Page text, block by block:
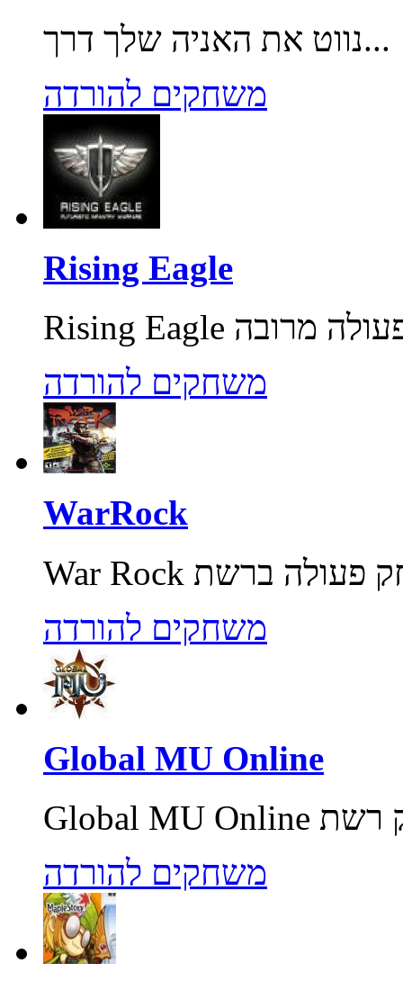
נווט את האניה שלך דרך...
משחקים להורדה
Rising Eagle
משחקים להורדה
WarRock
משחקים להורדה
Global MU Online
משחקים להורדה